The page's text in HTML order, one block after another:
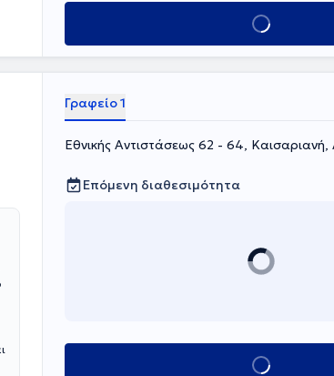
Κλείσε ραντεβού
Γραφείο 1
Εθνικής Αντιστάσεως 62 - 64,
Επόμενη διαθεσιμότητα
Κλείσε ραντεβού